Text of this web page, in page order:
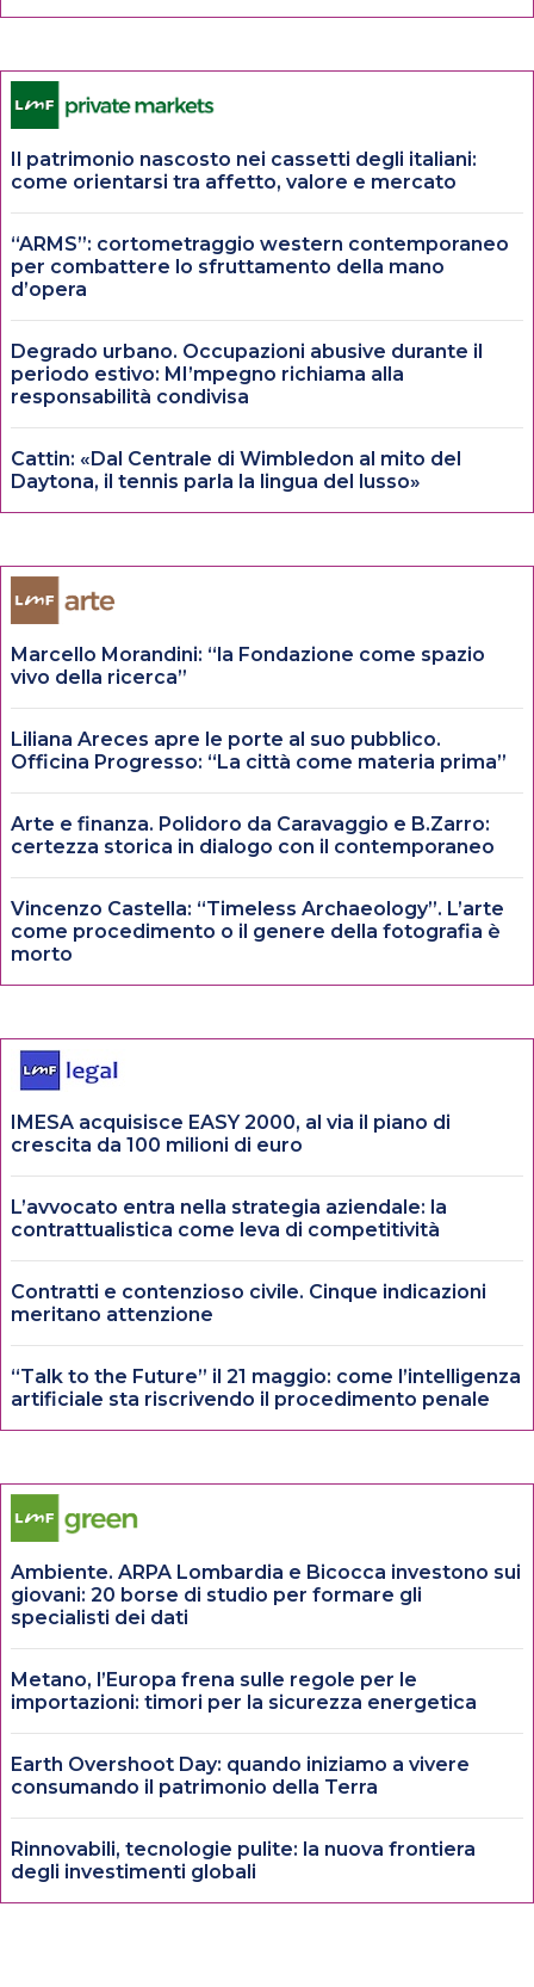
Il patrimonio nascosto nei cassetti degli italiani:
come orientarsi tra affetto, valore e mercato
“ARMS”: cortometraggio western contemporaneo
per combattere lo sfruttamento della mano
d’opera
Degrado urbano. Occupazioni abusive durante il
periodo estivo: MI’mpegno richiama alla
responsabilità condivisa
Cattin: «Dal Centrale di Wimbledon al mito del
Daytona, il tennis parla la lingua del lusso»
Marcello Morandini: “la Fondazione come spazio
vivo della ricerca”
Liliana Areces apre le porte al suo pubblico.
Officina Progresso: “La città come materia prima”
Arte e finanza. Polidoro da Caravaggio e B.Zarro:
certezza storica in dialogo con il contemporaneo
Vincenzo Castella: “Timeless Archaeology”. L’arte
come procedimento o il genere della fotografia è
morto
IMESA acquisisce EASY 2000, al via il piano di
crescita da 100 milioni di euro
L’avvocato entra nella strategia aziendale: la
contrattualistica come leva di competitività
Contratti e contenzioso civile. Cinque indicazioni
meritano attenzione
“Talk to the Future” il 21 maggio: come l’intelligenza
artificiale sta riscrivendo il procedimento penale
Ambiente. ARPA Lombardia e Bicocca investono sui
giovani: 20 borse di studio per formare gli
specialisti dei dati
Metano, l’Europa frena sulle regole per le
importazioni: timori per la sicurezza energetica
Earth Overshoot Day: quando iniziamo a vivere
consumando il patrimonio della Terra
Rinnovabili, tecnologie pulite: la nuova frontiera
degli investimenti globali